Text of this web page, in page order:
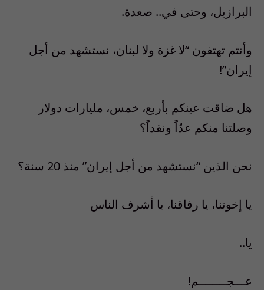
البرازيل، وحتى في.. صعدة.
وأنتم تهتفون “لا غزة ولا لبنان، نستشهد من أجل
إيران”!
هل ضاقت عينكم بأربع، خمس، مليارات دولار
وصلتنا منكم عدّاً ونقداً؟
نحن الذين “نستشهد من أجل إيران” منذ 20 سنة؟
يا إخوتنا، يا رفاقنا، يا أشرف الناس
يا..
عـــجــــــــم!